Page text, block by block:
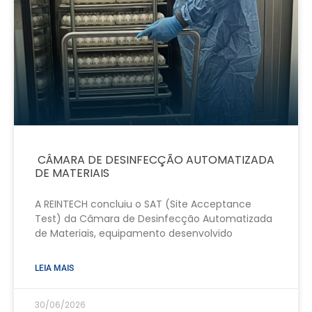
CÂMARA DE DESINFECÇÃO AUTOMATIZADA
DE MATERIAIS
A REINTECH concluiu o SAT (Site Acceptance
Test) da Câmara de Desinfecção Automatizada
de Materiais, equipamento desenvolvido
LEIA MAIS
30/06/2026